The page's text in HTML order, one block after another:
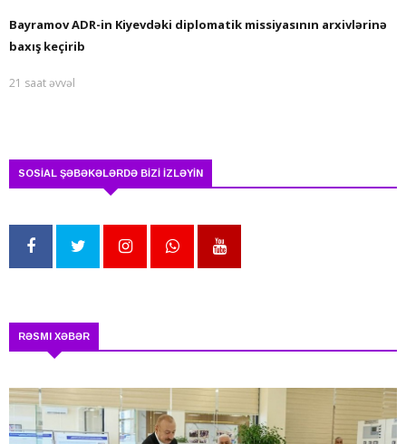
Bayramov ADR-in Kiyevdəki diplomatik missiyasının arxivlərinə
baxış keçirib
21 saat əvvəl
SOSİAL ŞƏBƏKƏLƏRDƏ BİZİ İZLƏYİN
RƏSMI XƏBƏR